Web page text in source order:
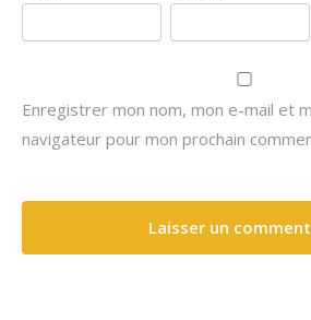
Enregistrer mon nom, mon e-mail et
navigateur pour mon prochain